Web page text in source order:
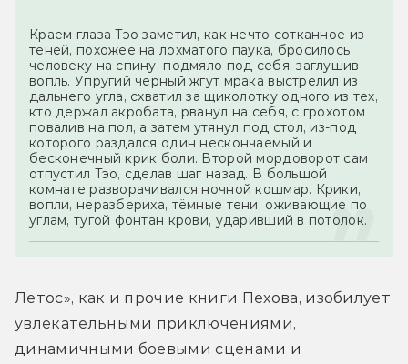
Краем глаза Тэо заметил, как нечто сотканное из
теней, похожее на лохматого паука, бросилось
человеку на спину, подмяло под себя, заглушив
вопль. Упругий чёрный жгут мрака выстрелил из
дальнего угла, схватил за щиколотку одного из тех,
кто держал акробата, рванул на себя, с грохотом
повалив на пол, а затем утянул под стол, из-под
которого раздался один нескончаемый и
бесконечный крик боли. Второй мордоворот сам
отпустил Тэо, сделав шаг назад. В большой
комнате разворачивался ночной кошмар. Крики,
вопли, неразбериха, тёмные тени, оживающие по
углам, тугой фонтан крови, ударивший в потолок.
Летос», как и прочие книги Пехова, изобилует
увлекательными приключениями,
динамичными боевыми сценами и